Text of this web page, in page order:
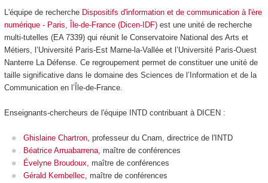
L'équipe de recherche Dispositifs d'information et de communication à l'ère
numérique - Paris, Île-de-France (Dicen-IDF)est une unité de recherche
multi-tutelles (EA 7339) qui réunit le Conservatoire National des Arts et
Métiers, l’Université Paris-Est Marne-la-Vallée et l’Université Paris-Ouest
Nanterre La Défense. Ce regroupement permet de constituer une unité de
taille significative dans le domaine des Sciences de l’Information et de la
Communication en l’Île-de-France.
Enseignants-chercheurs de l'équipe INTD contribuant à DICEN :
Ghislaine Chartron, professeur du Cnam, directrice de l'INTD
Béatrice Arruabarrena, maître de conférences
Évelyne Broudoux, maître de conférences
Gérald Kembellec, maître de conférences